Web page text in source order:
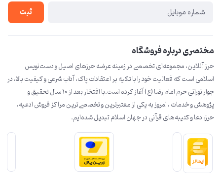
درباره ما
ثبت
مختصری درباره فروشگاه
حرز آنلاین، مجموعه‌ای تخصصی در زمینه عرضه حرزهای اصیل و دست‌نویس
اسلامی است که فعالیت خود را با تکیه بر اعتقادات پاک، آداب شرعی و کیفیت بالا، در
جوار نورانی حرم امام رضا (ع) آغاز کرده است.با افتخار بعد از 10 سال تحقیق و
پژوهش و خدمات ، امروز به یکی از معتبرترین و تخصصی‌ترین مراکز فروش ادعیه،
حرز، دعا و کتیبه‌های قرآنی در جهان اسلام تبدیل شده‌ایم.